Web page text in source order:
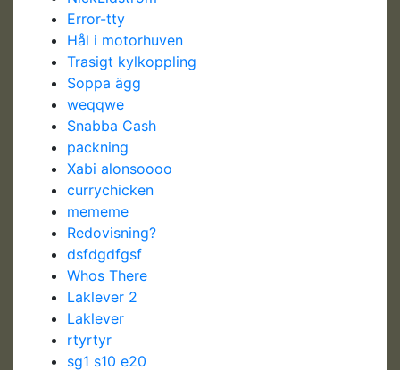
Error-tty
Hål i motorhuven
Trasigt kylkoppling
Soppa ägg
weqqwe
Snabba Cash
packning
Xabi alonsoooo
currychicken
mememe
Redovisning?
dsfdgdfgsf
Whos There
Laklever 2
Laklever
rtyrtyr
sg1 s10 e20